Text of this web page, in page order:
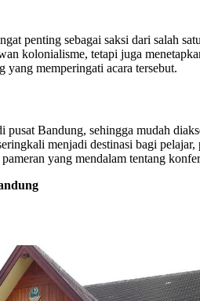
penting sebagai saksi dari salah
kolonialisme, tetapi juga
memperingati acara tersebut.
Bandung, sehingga mudah
menjadi destinasi bagi
yang mendalam tentang